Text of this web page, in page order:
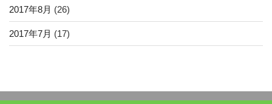
2017年8月 (26)
2017年7月 (17)